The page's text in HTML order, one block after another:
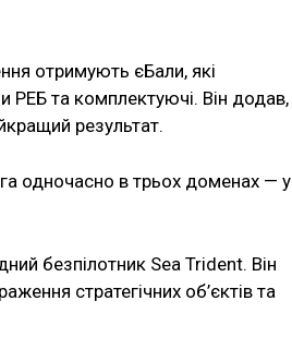
отримують єБали, які
РЕБ та комплектуючі. Він додав,
результат.
одночасно в трьох доменах — у
безпілотник Sea Trident. Він
стратегічних об’єктів та